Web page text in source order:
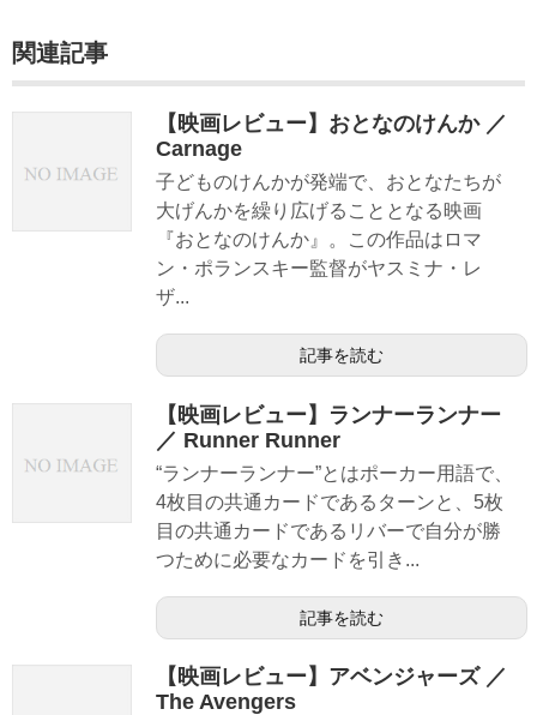
関連記事
【映画レビュー】おとなのけんか ／
Carnage
子どものけんかが発端で、おとなたちが
大げんかを繰り広げることとなる映画
『おとなのけんか』。この作品はロマ
ン・ポランスキー監督がヤスミナ・レ
ザ...
記事を読む
【映画レビュー】ランナーランナー
／ Runner Runner
“ランナーランナー”とはポーカー用語で、
4枚目の共通カードであるターンと、5枚
目の共通カードであるリバーで自分が勝
つために必要なカードを引き...
記事を読む
【映画レビュー】アベンジャーズ ／
The Avengers